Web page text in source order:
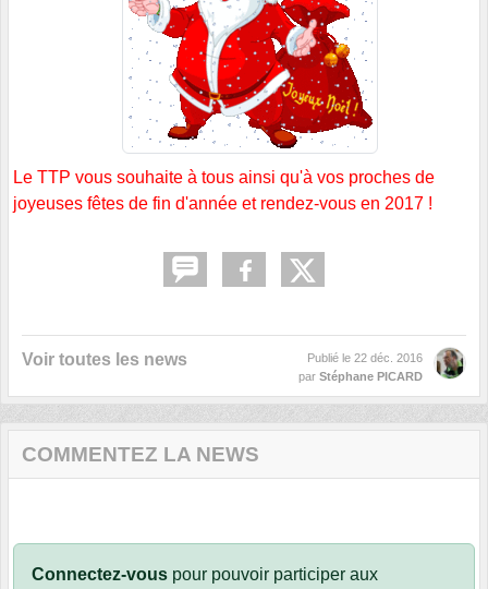
Le TTP vous souhaite à tous ainsi qu'à vos proches de
joyeuses fêtes de fin d'année et rendez-vous en 2017 !
Voir toutes les news Publié le 22 déc. 2016
par Stéphane PICARD
COMMENTEZ LA NEWS
Connectez-vous pour pouvoir participer aux